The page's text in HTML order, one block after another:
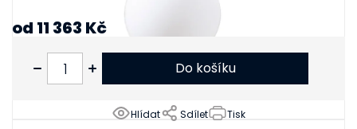
Tisk
Hlídat Sdílet
od 11 363 Kč
Do košíku